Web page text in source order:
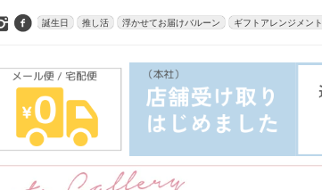
誕生日 推し活 浮かせてお届けバルーン ギフトアレンジメント